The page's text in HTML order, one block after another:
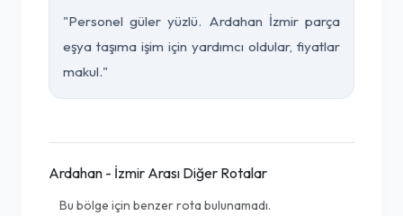
"Personel güler yüzlü. Ardahan İzmir parça
eşya taşıma işim için yardımcı oldular, fiyatlar
makul."
Ardahan - İzmir Arası Diğer Rotalar
Bu bölge için benzer rota bulunamadı.